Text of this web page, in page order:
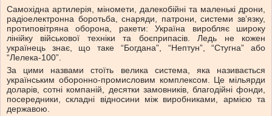
Самохідна артилерія, міномети, далекобійні та маленькі дрони,
радіоелектронна боротьба, снаряди, патрони, системи зв’язку,
протиповітряна оборона, ракети: Україна виробляє широку
лінійку військової техніки та боєприпасів. Ледь не кожен
українець знає, що таке “Богдана”, “Нептун”, “Стугна” або
“Лелека-100”.
За цими назвами стоїть велика система, яка називається
українським оборонно-промисловим комплексом. Це мільярди
доларів, сотні компаній, десятки замовників, благодійні фонди,
посередники, складні відносини між виробниками, армією та
державою.